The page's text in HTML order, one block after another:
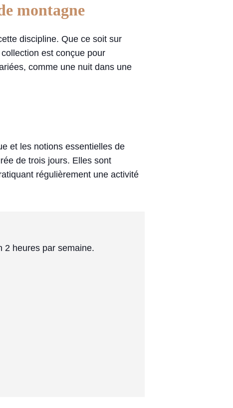
montagne
discipline. Que ce soit sur
est conçue pour
comme une nuit dans une
et les notions essentielles de
de trois jours. Elles sont
régulièrement une activité
2 heures par semaine.